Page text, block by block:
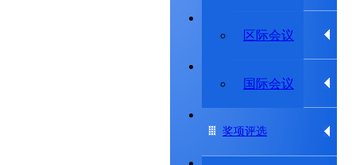
区际会议
国际会议
学术动态
专题研究委员会
奖项评选